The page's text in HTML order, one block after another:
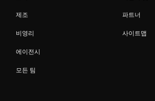
제조
비영리
에이전시
모든 팀
파트너
사이트맵